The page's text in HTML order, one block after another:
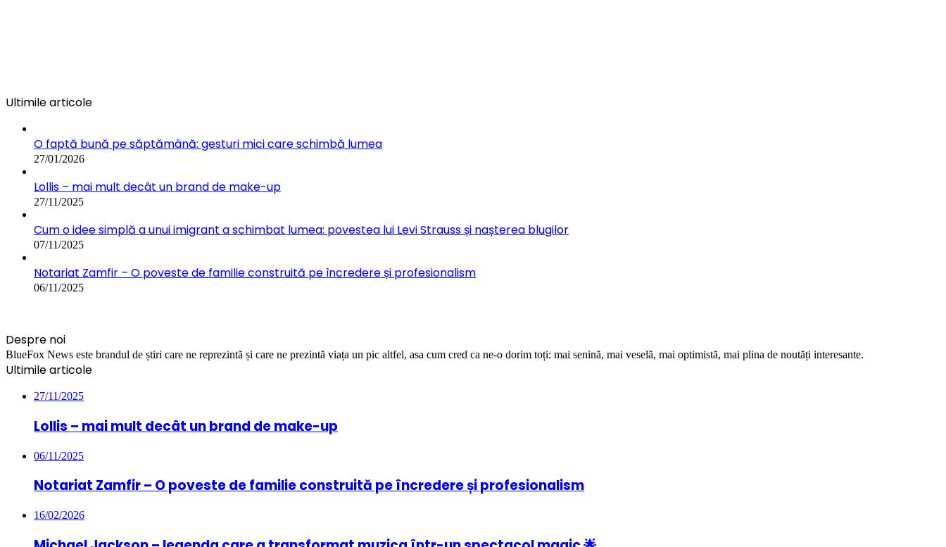
Ultimile articole
O faptă bună pe săptămână: gesturi mici care schimbă lumea
27/01/2026
Lollis – mai mult decât un brand de make-up
27/11/2025
Cum o idee simplă a unui imigrant a schimbat lumea: povestea lui Levi Strauss și nașterea blugilor
07/11/2025
Notariat Zamfir – O poveste de familie construită pe încredere și profesionalism
06/11/2025
Despre noi
BlueFox News este brandul de știri care ne reprezintă și care ne prezintă viața un pic altfel, asa cum cred ca ne-o dorim toți: mai senină, mai veselă, mai optimistă, mai plina de noutăți interesante.
Ultimile articole
27/11/2025
Lollis – mai mult decât un brand de make-up
06/11/2025
Notariat Zamfir – O poveste de familie construită pe încredere și profesionalism
16/02/2026